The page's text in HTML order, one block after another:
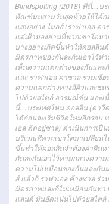
Blindspotting (2018) ที่นี่…ป
ทัณฑ์บนสามวันสุดท้ายให้ได้ก่
แสบอย่าง ไมลส์ (ราฟาเอล ค
แต่เฝ้ามองย่านที่พวกเขาโตม
บางอย่างเกิดขึ้นทำให้คอลลิ
มิตรภาพของกันละกันเอาไว้ท่
เห็นความแตกต่างของกันและ
และ ราฟาเอล คาซาล ร่วมเขี
ความแตกต่างทางสีผิวและช
ไปด้วยสไตล์ อารมณ์ขัน และเ
นี้…ประเทศไหน คอลลิน (ดา
ได้ก่อนจะเริ่มชีวิตใหม่อีกรอบ
เอล ติดอยู่ซาล) ดำเนินการเป็
บริเวณที่พวกเขาโตมาเปลี่ยนไ
ขึ้นทำให้คอลลินจำต้องฝ่าฝืน
กันละกันเอาไว้ท่ามกลางควา
ความไม่เหมือนของกันและกัน
ส์ แล้วก็ ราฟาเอล ค้างซาล ร่ว
มิตรภาพและก็ไม่เหมือนกันทา
แลนด์ มันอัดแน่นไปด้วยสไตล์